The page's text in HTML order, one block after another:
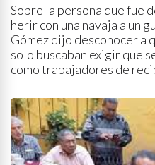
Sobre la persona que fue
herir con una navaja a un
Gómez dijo desconocer a
solo buscaban exigir que
como trabajadores de